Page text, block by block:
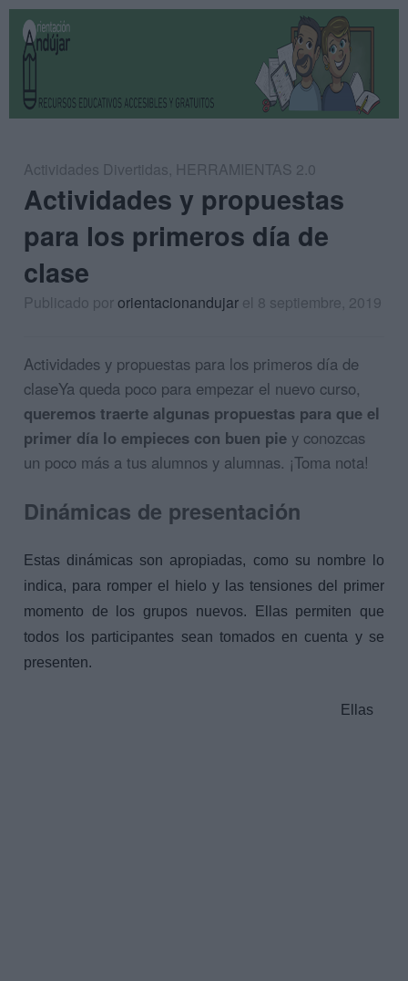
Actividades Divertidas, HERRAMIENTAS 2.0
Actividades y propuestas
para los primeros día de
clase
Publicado pororientacionandujar el 8 septiembre, 2019
Actividades y propuestas para los primeros día de
claseYa queda poco para empezar el nuevo curso,
queremos traerte algunas propuestas para que el
primer día lo empieces con buen pie y conozcas
un poco más a tus alumnos y alumnas. ¡Toma nota!
Dinámicas de presentación
Estas dinámicas son apropiadas, como su nombre lo
indica, para romper el hielo y las tensiones del primer
momento de los grupos nuevos. Ellas permiten que
todos los participantes sean tomados en cuenta y se
presenten.
Ellas